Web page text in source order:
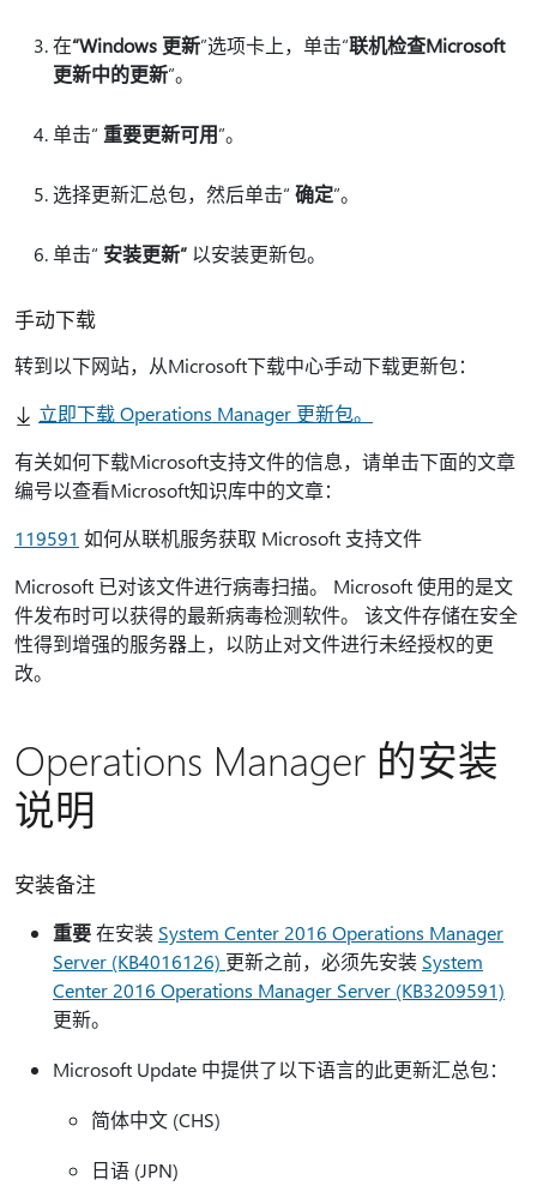
在“Windows 更新”选项卡上，单击“联机检查Microsoft
更新中的更新”。
单击“ 重要更新可用”。
选择更新汇总包，然后单击“ 确定”。
单击“ 安装更新” 以安装更新包。
手动下载
转到以下网站，从Microsoft下载中心手动下载更新包：
立即下载 Operations Manager 更新包。
有关如何下载Microsoft支持文件的信息，请单击下面的文章
编号以查看Microsoft知识库中的文章：
119591 如何从联机服务获取 Microsoft 支持文件
Microsoft 已对该文件进行病毒扫描。 Microsoft 使用的是文
件发布时可以获得的最新病毒检测软件。 该文件存储在安全
性得到增强的服务器上，以防止对文件进行未经授权的更
改。
Operations Manager 的安装
说明
安装备注
重要在安装 System Center 2016 Operations Manager
Server (KB4016126) 更新之前，必须先安装 System
Center 2016 Operations Manager Server (KB3209591)
更新。
Microsoft Update 中提供了以下语言的此更新汇总包：
简体中文 (CHS)
日语 (JPN)